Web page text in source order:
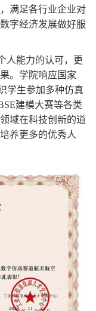
满足各行业企业对
字经济发展做好服
人能力的认可，更
。学院响应国家
学生参加多种仿真
建模大赛等各类
域在科技创新的道
养更多的优秀人